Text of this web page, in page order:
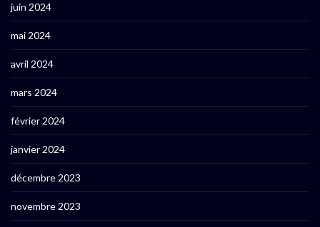
juin 2024
mai 2024
avril 2024
mars 2024
février 2024
janvier 2024
décembre 2023
novembre 2023